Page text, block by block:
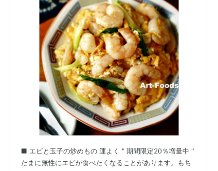
■ エビと玉子の炒めもの 運よく " 期間限定20％増量中 "
たまに無性にエビが食べたくなることがあります。もち